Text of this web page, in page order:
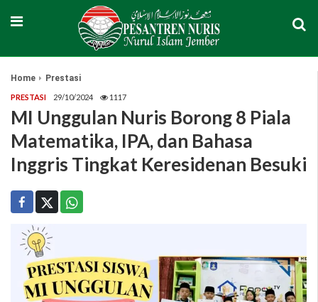
Home Prestasi
PRESTASI 29/10/2024 1117
MI Unggulan Nuris Borong 8 Piala
Matematika, IPA, dan Bahasa
Inggris Tingkat Keresidenan Besuki